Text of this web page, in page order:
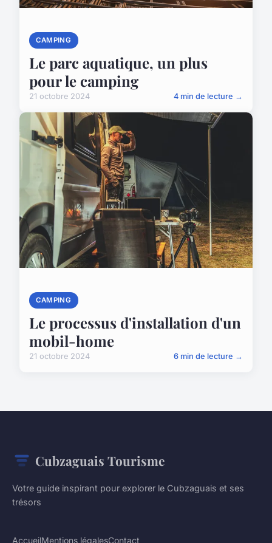
CAMPING
Le parc aquatique, un plus
pour le camping
21 octobre 2024 4 min de lecture →
CAMPING
Le processus d'installation d'un
mobil-home
21 octobre 2024 6 min de lecture →
Cubzaguais Tourisme
Votre guide inspirant pour explorer le Cubzaguais et ses
trésors
AccueilMentions légalesContact